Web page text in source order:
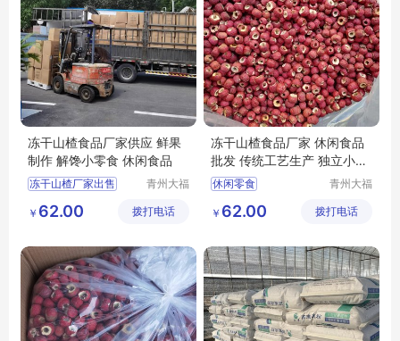
冻干山楂食品厂家供应 鲜果
制作 解馋小零食 休闲食品
冻干山楂厂家出售
冻干山楂生产
冻干山楂食品加工
青州大福
展有限公
￥ 62.00 拨打电话
冻干山楂食品厂家 休闲食品
批发 传统工艺生产 独立小包
装
休闲零食
冻干山楂制品加工
休闲食品
青州大福
展有限公
￥ 62.00 拨打电话